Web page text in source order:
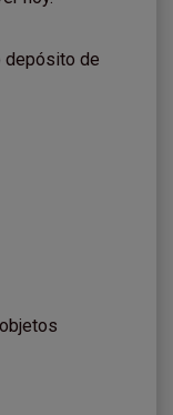
depósito de